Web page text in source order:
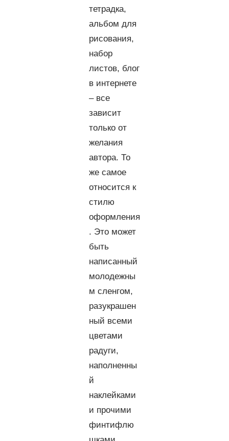
тетрадка,
альбом для
рисования,
набор
листов, блог
в интернете
– все
зависит
только от
желания
автора. То
же самое
относится к
стилю
оформления
. Это может
быть
написанный
молодежны
м сленгом,
разукрашен
ный всеми
цветами
радуги,
наполненны
й
наклейками
и прочими
финтифлю